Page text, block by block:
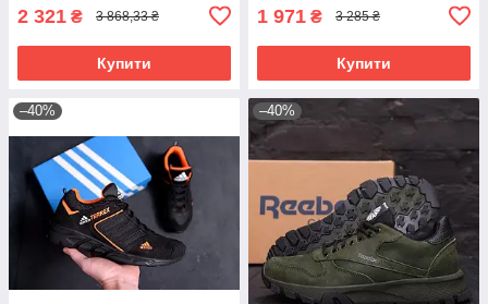
2 321 ₴ 3 868,33 ₴
Купити
1 971 ₴ 3 285 ₴
Купити
–40% –40%